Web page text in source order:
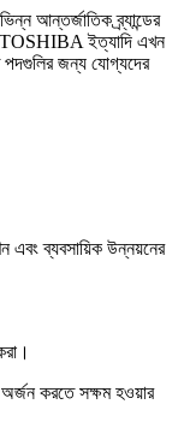
আন্তর্জাতিক ব্র্যান্ডের
ইত্যাদি এখন
পদগুলির জন্য যোগ্যদের
এবং ব্যবসায়িক উন্নয়নের
অর্জন করতে সক্ষম হওয়ার